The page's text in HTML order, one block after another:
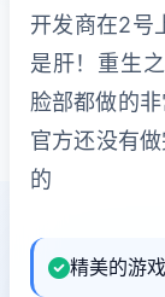
开发商在2号
是肝！重生
脸部都做的
官方还没有
的
精美的游